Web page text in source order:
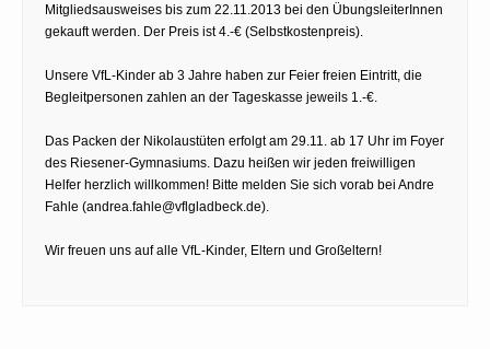
Mitgliedsausweises bis zum 22.11.2013 bei den ÜbungsleiterInnen
gekauft werden. Der Preis ist 4.-€ (Selbstkostenpreis).
Unsere VfL-Kinder ab 3 Jahre haben zur Feier freien Eintritt, die
Begleitpersonen zahlen an der Tageskasse jeweils 1.-€.
Das Packen der Nikolaustüten erfolgt am 29.11. ab 17 Uhr im Foyer
des Riesener-Gymnasiums. Dazu heißen wir jeden freiwilligen
Helfer herzlich willkommen! Bitte melden Sie sich vorab bei Andre
Fahle (andrea.fahle@vflgladbeck.de).
Wir freuen uns auf alle VfL-Kinder, Eltern und Großeltern!